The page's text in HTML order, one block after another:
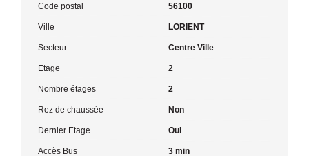
Code postal 56100
Ville LORIENT
Secteur Centre Ville
Etage 2
Nombre étages 2
Rez de chaussée Non
Dernier Etage Oui
Accès Bus 3 min